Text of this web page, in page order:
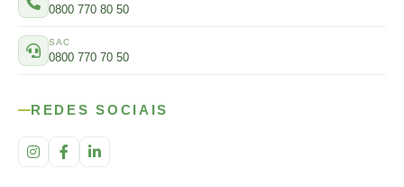
0800 770 80 50
SAC
0800 770 70 50
REDES SOCIAIS